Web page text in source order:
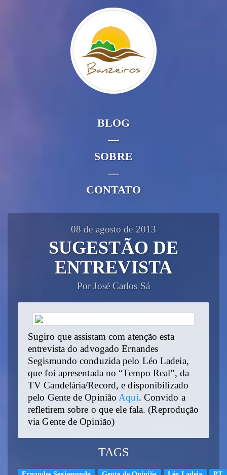
BLOG
—
SOBRE
—
CONTATO
08 de agosto de 2013
SUGESTÃO DE
ENTREVISTA
Por José Carlos Sá
Sugiro que assistam com atenção esta
entrevista do advogado Ernandes
Segismundo conduzida pelo Léo Ladeia,
que foi apresentada no “Tempo Real”, da
TV Candelária/Record, e disponibilizado
pelo Gente de OpiniãoAqui. Convido a
refletirem sobre o que ele fala. (Reprodução
via Gente de Opinião)
TAGS